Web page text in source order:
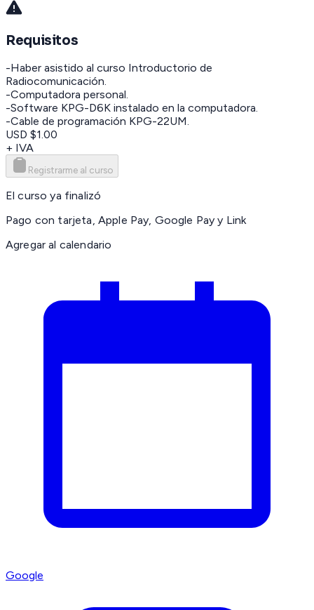
Requisitos
-Haber asistido al curso Introductorio de
Radiocomunicación.
-Computadora personal.
-Software KPG-D6K instalado en la computadora.
-Cable de programación KPG-22UM.
USD $1.00
+ IVA
Registrarme al curso
El curso ya finalizó
Pago con tarjeta, Apple Pay, Google Pay y Link
Agregar al calendario
Google